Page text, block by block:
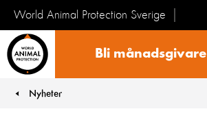
World Animal Protection Sverige
Bli månadsgivare
You are here:
Nyheter